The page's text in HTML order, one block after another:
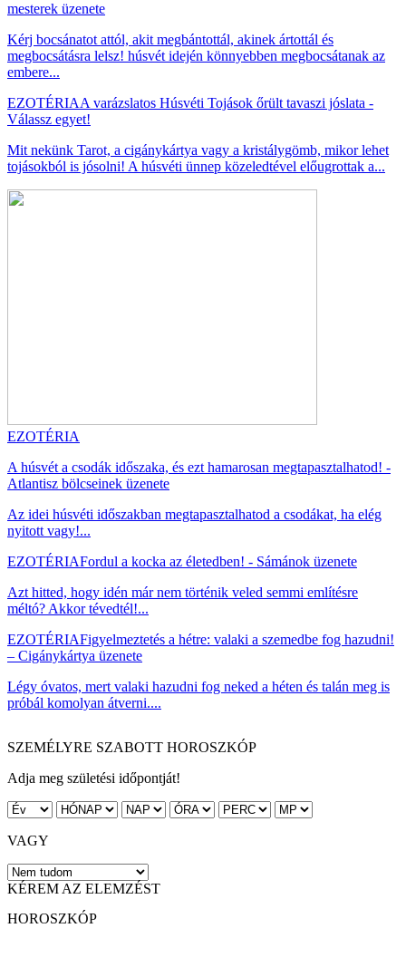
mesterek üzenete
Kérj bocsánatot attól, akit megbántottál, akinek ártottál és
megbocsátásra lelsz! húsvét idején könnyebben megbocsátanak az
embere...
EZOTÉRIAA varázslatos Húsvéti Tojások őrült tavaszi jóslata -
Válassz egyet!
Mit nekünk Tarot, a cigánykártya vagy a kristálygömb, mikor lehet
tojásokból is jósolni! A húsvéti ünnep közeledtével előugrottak a...
EZOTÉRIA
A húsvét a csodák időszaka, és ezt hamarosan megtapasztalhatod! -
Atlantisz bölcseinek üzenete
Az idei húsvéti időszakban megtapasztalhatod a csodákat, ha elég
nyitott vagy!...
EZOTÉRIAFordul a kocka az életedben! - Sámánok üzenete
Azt hitted, hogy idén már nem történik veled semmi említésre
méltó? Akkor tévedtél!...
EZOTÉRIAFigyelmeztetés a hétre: valaki a szemedbe fog hazudni!
– Cigánykártya üzenete
Légy óvatos, mert valaki hazudni fog neked a héten és talán meg is
próbál komolyan átverni....
SZEMÉLYRE SZABOTT HOROSZKÓP
Adja meg születési időpontját!
VAGY
KÉREM AZ ELEMZÉST
HOROSZKÓP